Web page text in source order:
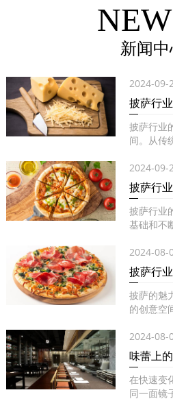
新闻
2024-09-
披萨行
披萨行业
间。从传
2024-09-
披萨行
披萨行业
基础和不
2024-08-
披萨行
披萨的魅
的创意空
2024-08-
味蕾上
在快速变
同一面镜